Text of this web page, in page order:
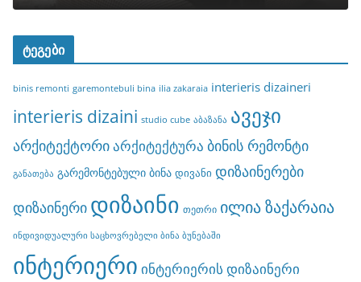
ტეგები
binis remonti garemontebuli bina ilia zakaraia interieris dizaineri
interieris dizaini studio cube აბაზანა ავეჯი
არქიტექტორიარქიტექტურა ბინის რემონტი
განათება გარემონტებული ბინა დივანი დიზაინერები
დიზაინერი დიზაინი თეთრი ილია ზაქარაია
ინდივიდუალური საცხოვრებელი ბინა ბუნებაში
ინტერიერი ინტერიერის დიზაინერი